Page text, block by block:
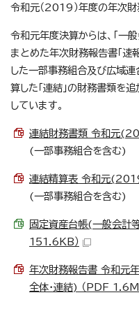
令和元（2019）年度の年次財
令和元年度決算からは、「一
まとめた年次財務報告書「速
した一部事務組合及び広域連
算した「連結」の財務書類を
しています。
連結財務書類 令和元
(一部事務組合を含む)
連結精算表 令和元
(一部事務組合を含む)
固定資産台帳(一般会計
151.6KB）
年次財務報告書 令和元
全体・連結) （PDF